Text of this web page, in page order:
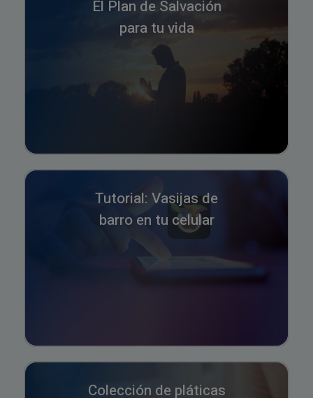
El Plan de Salvación
para tu vida
Tutorial: Vasijas de
barro en tu celular
Colección de pláticas